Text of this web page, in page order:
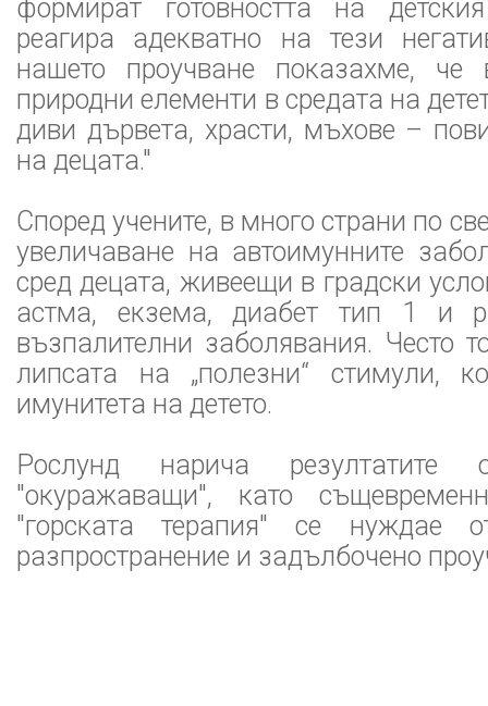
формират готовността на
реагира адекватно на тези
нашето проучване показахме, че
природни елементи в средата на
диви дървета, храсти, мъхове –
на децата."
Според учените, в много страни по
увеличаване на автоимунните
сред децата, живеещи в градски
астма, екзема, диабет тип 1 и
възпалителни заболявания. Често
липсата на „полезни“ стимули,
имунитета на детето.
Рослунд нарича резултатите
"окуражаващи", като
"горската терапия" се нуждае
разпространение и задълбочено